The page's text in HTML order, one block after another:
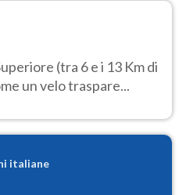
(tra 6 e i 13 Km di
un velo traspare...
italiane